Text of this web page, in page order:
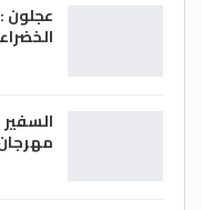
أحمد البيوني
البريد الالكتروني: Media@dco.org
عجلون